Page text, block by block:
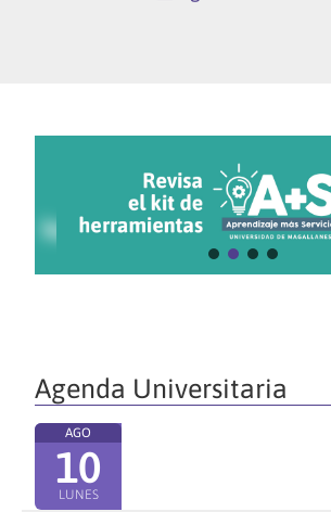
Agenda Universitaria
AGO
10
LUNES